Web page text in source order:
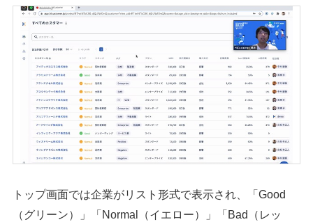
トップ画面では企業がリスト形式で表示され、「Good
（グリーン）」「Normal（イエロー）」「Bad（レッ